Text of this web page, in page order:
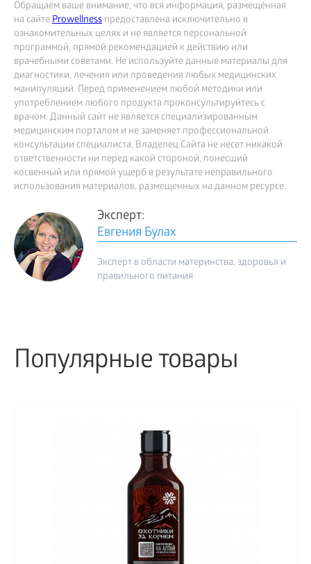
Обращаем ваше внимание, что вся информация, размещённая
на сайтеProwellness предоставлена исключительно в
ознакомительных целях и не является персональной
программой, прямой рекомендацией к действию или
врачебными советами. Не используйте данные материалы для
диагностики, лечения или проведения любых медицинских
манипуляций. Перед применением любой методики или
употреблением любого продукта проконсультируйтесь с
врачом. Данный сайт не является специализированным
медицинским порталом и не заменяет профессиональной
консультации специалиста. Владелец Сайта не несет никакой
ответственности ни перед какой стороной, понесший
косвенный или прямой ущерб в результате неправильного
использования материалов, размещенных на данном ресурсе.
Эксперт:
Евгения Булах
Эксперт в области материнства, здоровья и
правильного питания
Популярные товары